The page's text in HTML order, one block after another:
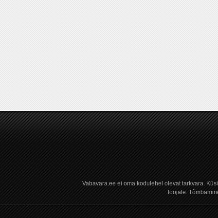
Vabavara.ee ei oma kodulehel olevat tarkvara.
loojale.